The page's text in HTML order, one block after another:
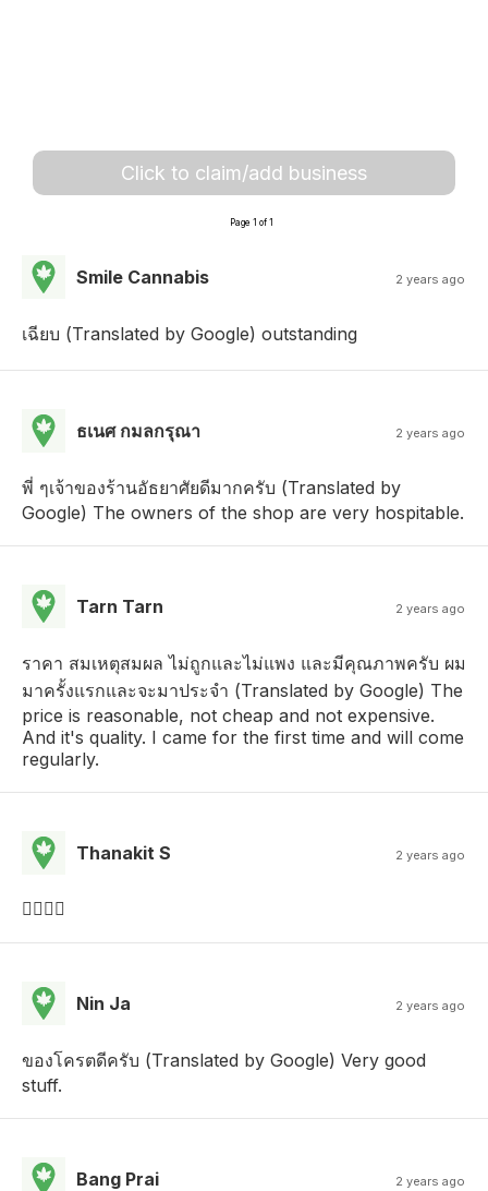
Click to claim/add business
Page 1 of 1
Smile Cannabis 2 years ago
เฉียบ (Translated by Google) outstanding
ธเนศ กมลกรุณา 2 years ago
พี่ ๆเจ้าของร้านอัธยาศัยดีมากครับ (Translated by
Google) The owners of the shop are very hospitable.
Tarn Tarn 2 years ago
ราคา สมเหตุสมผล ไม่ถูกและไม่แพง และมีคุณภาพครับ ผม
มาครั้งแรกและจะมาประจำ (Translated by Google) The
price is reasonable, not cheap and not expensive.
And it's quality. I came for the first time and will come
regularly.
Thanakit S 2 years ago
😵‍💫😵‍💫
Nin Ja 2 years ago
ของโครตดีครับ (Translated by Google) Very good
stuff.
Bang Prai 2 years ago